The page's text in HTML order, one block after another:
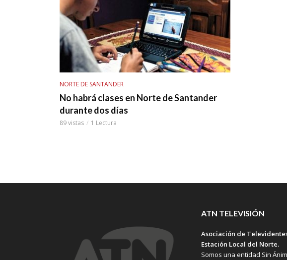
NORTE DE SANTANDER
No habrá clases en Norte de Santander
durante dos días
89 vistas 1 Lectura
ATN TELEVISIÓN
Asociación de
Estación Local del Norte.
Somos una entidad Sin